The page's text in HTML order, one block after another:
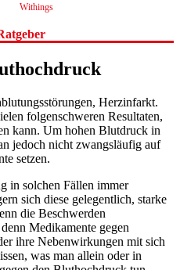
Withings
Herzinfarkt.
folgenschweren Resultaten,
kann. Um hohen Blutdruck in
jedoch nicht zwangsläufig auf
setzen.
in solchen Fällen immer
sich diese gelegentlich, starke
die Beschwerden
Medikamente gegen
ihre Nebenwirkungen mit sich
was man allein oder in